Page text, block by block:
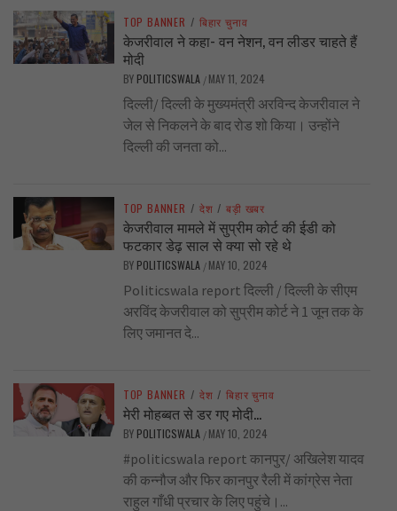
TOP BANNER / बिहार चुनाव
केजरीवाल ने कहा- वन नेशन, वन लीडर चाहते हैं
मोदी
BY POLITICSWALA / MAY 11, 2024
दिल्ली/ दिल्ली के मुख्यमंत्री अरविन्द केजरीवाल ने
जेल से निकलने के बाद रोड शो किया। उन्होंने
दिल्ली की जनता को...
TOP BANNER / देश / बड़ी खबर
केजरीवाल मामले में सुप्रीम कोर्ट की ईडी को
फटकार डेढ़ साल से क्या सो रहे थे
BY POLITICSWALA / MAY 10, 2024
Politicswala report दिल्ली / दिल्ली के सीएम
अरविंद केजरीवाल को सुप्रीम कोर्ट ने 1 जून तक के
लिए जमानत दे...
TOP BANNER / देश / बिहार चुनाव
मेरी मोहब्बत से डर गए मोदी…
BY POLITICSWALA / MAY 10, 2024
#politicswala report कानपुर/ अखिलेश यादव
की कन्नौज और फिर कानपुर रैली में कांग्रेस नेता
राहुल गाँधी प्रचार के लिए पहुंचे।...